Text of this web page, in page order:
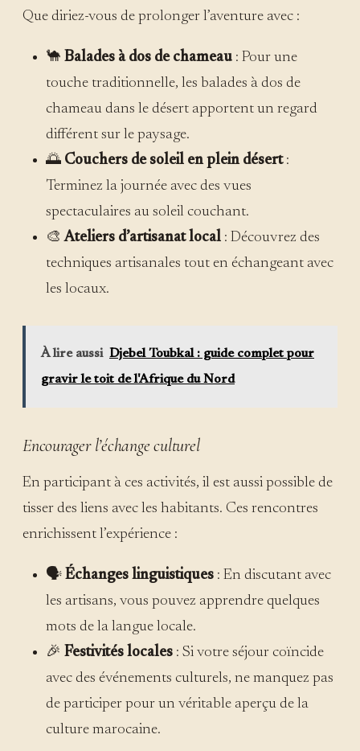
Que diriez-vous de prolonger l’aventure avec :
🐪 Balades à dos de chameau: Pour une
touche traditionnelle, les balades à dos de
chameau dans le désert apportent un regard
différent sur le paysage.
🌅 Couchers de soleil en plein désert:
Terminez la journée avec des vues
spectaculaires au soleil couchant.
🎨Ateliers d’artisanat local: Découvrez des
techniques artisanales tout en échangeant avec
les locaux.
À lire aussi Djebel Toubkal : guide complet pour
gravir le toit de l'Afrique du Nord
Encourager l’échange culturel
En participant à ces activités, il est aussi possible de
tisser des liens avec les habitants. Ces rencontres
enrichissent l’expérience :
🗣️ Échanges linguistiques: En discutant avec
les artisans, vous pouvez apprendre quelques
mots de la langue locale.
🎉 Festivités locales: Si votre séjour coïncide
avec des événements culturels, ne manquez pas
de participer pour un véritable aperçu de la
culture marocaine.